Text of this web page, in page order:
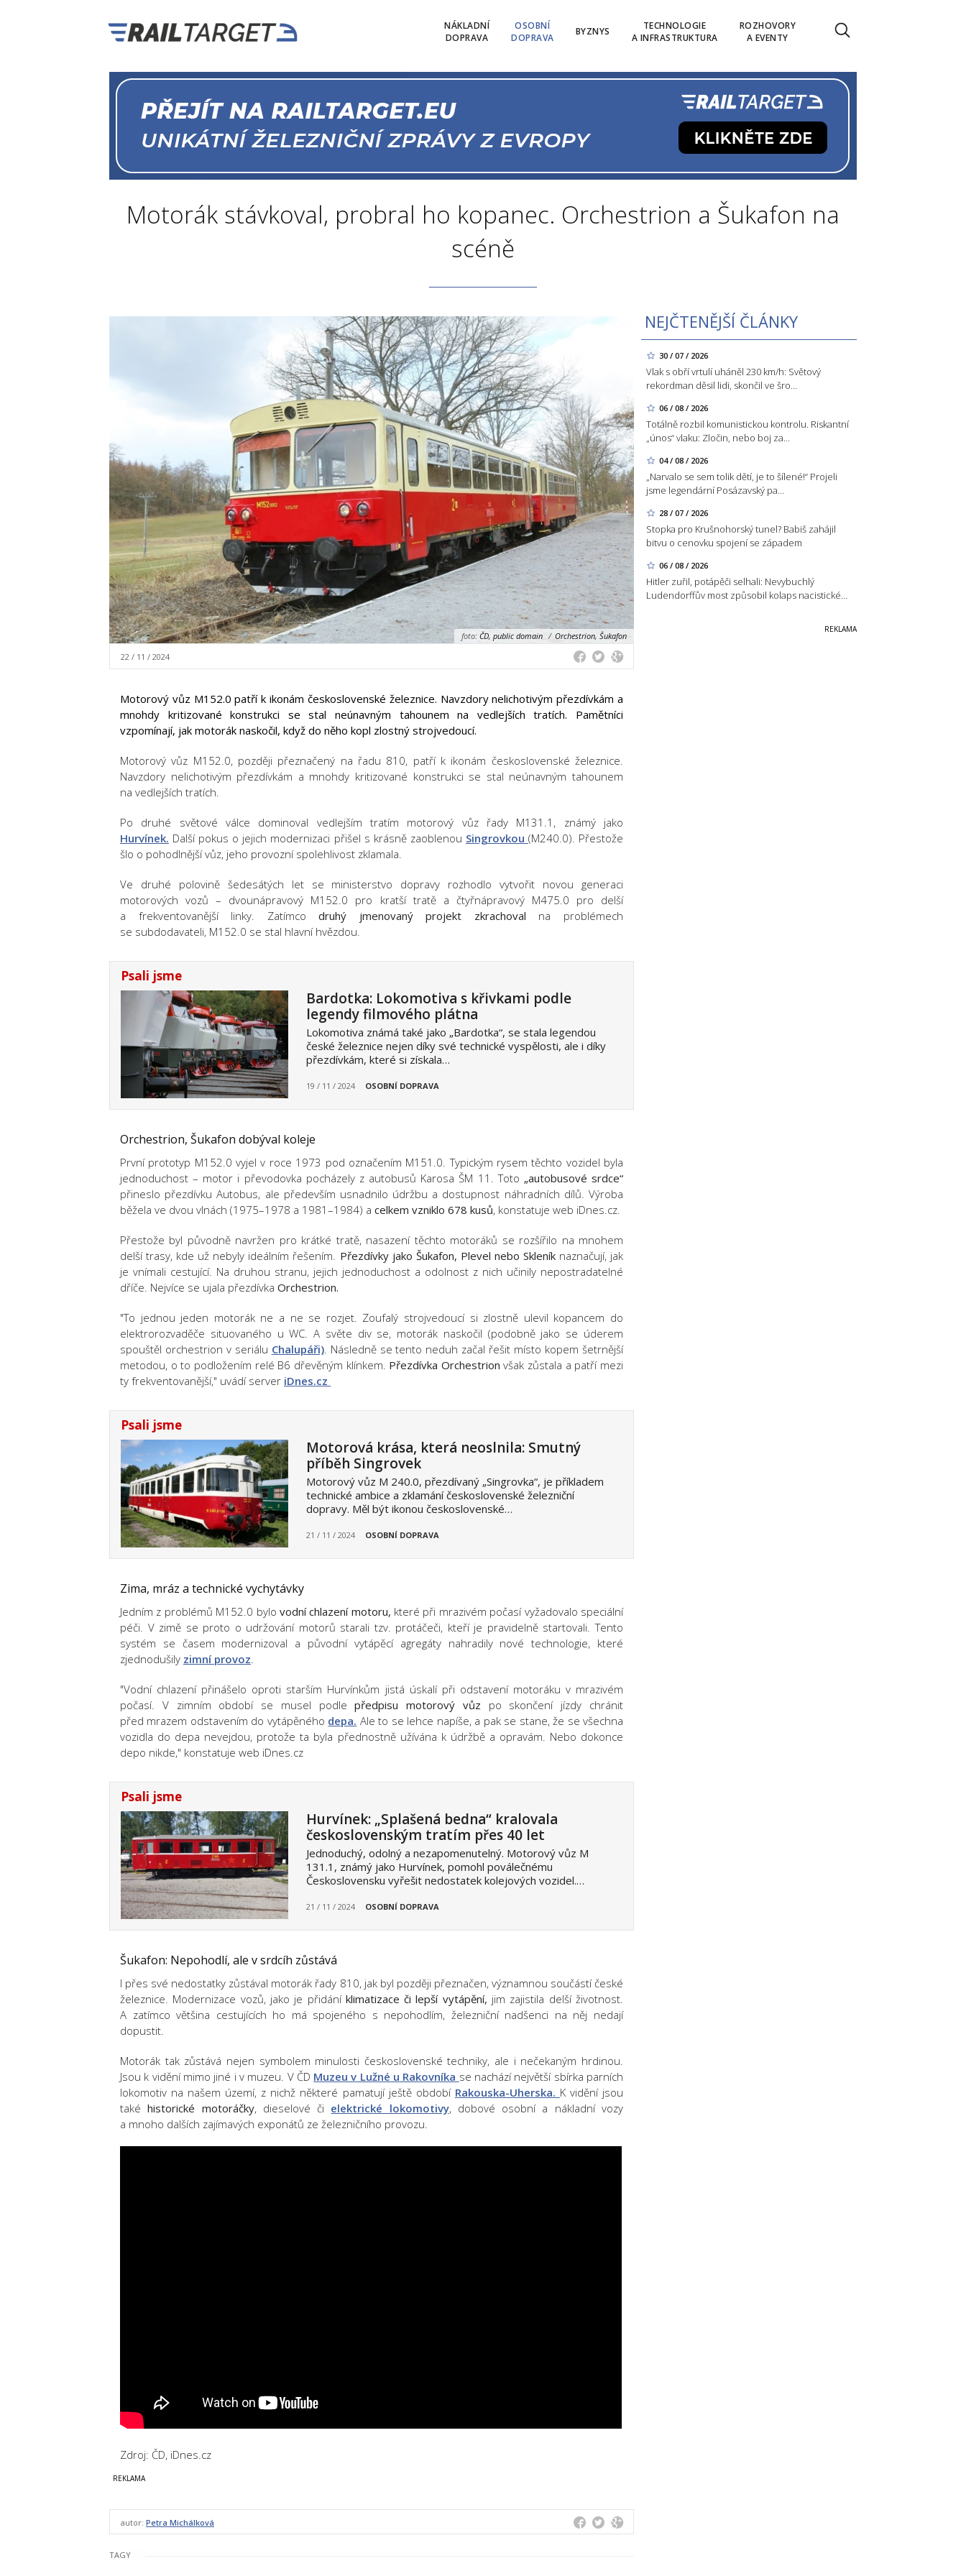
NÁKLADNÍ
DOPRAVA
OSOBNÍ
DOPRAVA
BYZNYS
TECHNOLOGIE
A INFRASTRUKTURA
ROZHOVORY
A EVENTY
Motorák stávkoval, probral ho kopanec. Orchestrion a Šukafon na
scéně
NEJČTENĚJŠÍ ČLÁNKY
30 / 07 / 2026
Vlak s obří vrtulí uháněl 230 km/h: Světový
rekordman děsil lidi, skončil ve šro…
06 / 08 / 2026
Totálně rozbil komunistickou kontrolu. Riskantní
„únos“ vlaku: Zločin, nebo boj za…
04 / 08 / 2026
„Narvalo se sem tolik dětí, je to šílené!“ Projeli
jsme legendární Posázavský pa…
28 / 07 / 2026
Stopka pro Krušnohorský tunel? Babiš zahájil
bitvu o cenovku spojení se západem
06 / 08 / 2026
Hitler zuřil, potápěči selhali: Nevybuchlý
Ludendorffův most způsobil kolaps nacistické…
foto: ČD, public domain / Orchestrion, Šukafon
22 / 11 / 2024
Motorový vůz M152.0 patří k ikonám československé železnice. Navzdory nelichotivým přezdívkám a
mnohdy kritizované konstrukci se stal neúnavným tahounem na vedlejších tratích. Pamětníci
vzpomínají, jak motorák naskočil, když do něho kopl zlostný strojvedoucí.
Motorový vůz M152.0, později přeznačený na řadu 810, patří k ikonám československé železnice.
Navzdory nelichotivým přezdívkám a mnohdy kritizované konstrukci se stal neúnavným tahounem
na vedlejších tratích.
Po druhé světové válce dominoval vedlejším tratím motorový vůz řady M131.1, známý jako
Hurvínek. Další pokus o jejich modernizaci přišel s krásně zaoblenou Singrovkou (M240.0). Přestože
šlo o pohodlnější vůz, jeho provozní spolehlivost zklamala.
Ve druhé polovině šedesátých let se ministerstvo dopravy rozhodlo vytvořit novou generaci
motorových vozů – dvounápravový M152.0 pro kratší tratě a čtyřnápravový M475.0 pro delší
a frekventovanější linky. Zatímcodruhý jmenovaný projekt zkrachoval na problémech
se subdodavateli, M152.0 se stal hlavní hvězdou.
Psali jsme
Bardotka: Lokomotiva s křivkami podle
legendy filmového plátna
Lokomotiva známá také jako „Bardotka“, se stala legendou
české železnice nejen díky své technické vyspělosti, ale i díky
přezdívkám, které si získala…
19 / 11 / 2024 OSOBNÍ DOPRAVA
Orchestrion, Šukafon dobýval koleje
První prototyp M152.0 vyjel v roce 1973 pod označením M151.0. Typickým rysem těchto vozidel byla
jednoduchost – motor i převodovka pocházely z autobusů Karosa ŠM 11. Toto „autobusové srdce“
přineslo přezdívku Autobus, ale především usnadnilo údržbu a dostupnost náhradních dílů. Výroba
běžela ve dvou vlnách (1975–1978 a 1981–1984) a celkem vzniklo 678 kusů, konstatuje web iDnes.cz.
Přestože byl původně navržen pro krátké tratě, nasazení těchto motoráků se rozšířilo na mnohem
delší trasy, kde už nebyly ideálním řešením. Přezdívky jako Šukafon, Plevel nebo Skleníknaznačují, jak
je vnímali cestující. Na druhou stranu, jejich jednoduchost a odolnost z nich učinily nepostradatelné
dříče. Nejvíce se ujala přezdívka Orchestrion.
"To jednou jeden motorák ne a ne se rozjet. Zoufalý strojvedoucí si zlostně ulevil kopancem do
elektrorozvaděče situovaného u WC. A světe div se, motorák naskočil (podobně jako se úderem
spouštěl orchestrion v seriálu Chalupáři). Následně se tento neduh začal řešit místo kopem šetrnější
metodou, o to podložením relé B6 dřevěným klínkem. Přezdívka Orchestrion však zůstala a patří mezi
ty frekventovanější," uvádí server iDnes.cz
Psali jsme
Motorová krása, která neoslnila: Smutný
příběh Singrovek
Motorový vůz M 240.0, přezdívaný „Singrovka“, je příkladem
technické ambice a zklamání československé železniční
dopravy. Měl být ikonou československé…
21 / 11 / 2024 OSOBNÍ DOPRAVA
Zima, mráz a technické vychytávky
Jedním z problémů M152.0 bylo vodní chlazení motoru, které při mrazivém počasí vyžadovalo speciální
péči. V zimě se proto o udržování motorů starali tzv. protáčeči, kteří je pravidelně startovali. Tento
systém se časem modernizoval a původní vytápěcí agregáty nahradily nové technologie, které
zjednodušily zimní provoz.
"Vodní chlazení přinášelo oproti starším Hurvínkům jistá úskalí při odstavení motoráku v mrazivém
počasí. V zimním období se musel podlepředpisu motorový vůz po skončení jízdy chránit
před mrazem odstavením do vytápěného depa. Ale to se lehce napíše, a pak se stane, že se všechna
vozidla do depa nevejdou, protože ta byla přednostně užívána k údržbě a opravám. Nebo dokonce
depo nikde," konstatuje web iDnes.cz
Psali jsme
Hurvínek: „Splašená bedna“ kralovala
československým tratím přes 40 let
Jednoduchý, odolný a nezapomenutelný. Motorový vůz M
131.1, známý jako Hurvínek, pomohl poválečnému
Československu vyřešit nedostatek kolejových vozidel.…
21 / 11 / 2024 OSOBNÍ DOPRAVA
Šukafon: Nepohodlí, ale v srdcíh zůstává
I přes své nedostatky zůstával motorák řady 810, jak byl později přeznačen, významnou součástí české
železnice. Modernizace vozů, jako je přidání klimatizace či lepší vytápění, jim zajistila delší životnost.
A zatímco většina cestujících ho má spojeného s nepohodlím, železniční nadšenci na něj nedají
dopustit.
Motorák tak zůstává nejen symbolem minulosti československé techniky, ale i nečekaným hrdinou.
Jsou k vidění mimo jiné i v muzeu. V ČD Muzeu v Lužné u Rakovníka se nachází největší sbírka parních
lokomotiv na našem území, z nichž některé pamatují ještě období Rakouska-Uherska. K vidění jsou
takéhistorické motoráčky, dieselové či elektrické lokomotivy, dobové osobní a nákladní vozy
a mnoho dalších zajímavých exponátů ze železničního provozu.
Zdroj: ČD, iDnes.cz
autor: Petra Michálková
TAGY